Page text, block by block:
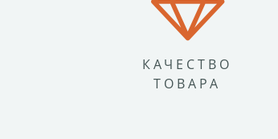
КАЧЕСТВО
ТОВАРА